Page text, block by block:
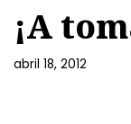
¡A
abril 18, 2012